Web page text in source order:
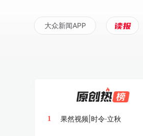
大众新闻APP
1 果然视频|时令·立秋